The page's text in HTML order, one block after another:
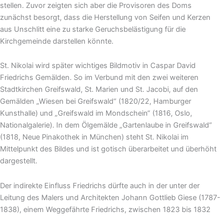
stellen. Zuvor zeigten sich aber die Provisoren des Doms
zunächst besorgt, dass die Herstellung von Seifen und Kerzen
aus Unschlitt eine zu starke Geruchsbelästigung für die
Kirchgemeinde darstellen könnte.
St. Nikolai wird später wichtiges Bildmotiv in Caspar David
Friedrichs Gemälden. So im Verbund mit den zwei weiteren
Stadtkirchen Greifswald, St. Marien und St. Jacobi, auf den
Gemälden „Wiesen bei Greifswald“ (1820/22, Hamburger
Kunsthalle) und „Greifswald im Mondschein“ (1816, Oslo,
Nationalgalerie). In dem Ölgemälde „Gartenlaube in Greifswald“
(1818, Neue Pinakothek in München) steht St. Nikolai im
Mittelpunkt des Bildes und ist gotisch überarbeitet und überhöht
dargestellt.
Der indirekte Einfluss Friedrichs dürfte auch in der unter der
Leitung des Malers und Architekten Johann Gottlieb Giese (1787-
1838), einem Weggefährte Friedrichs, zwischen 1823 bis 1832